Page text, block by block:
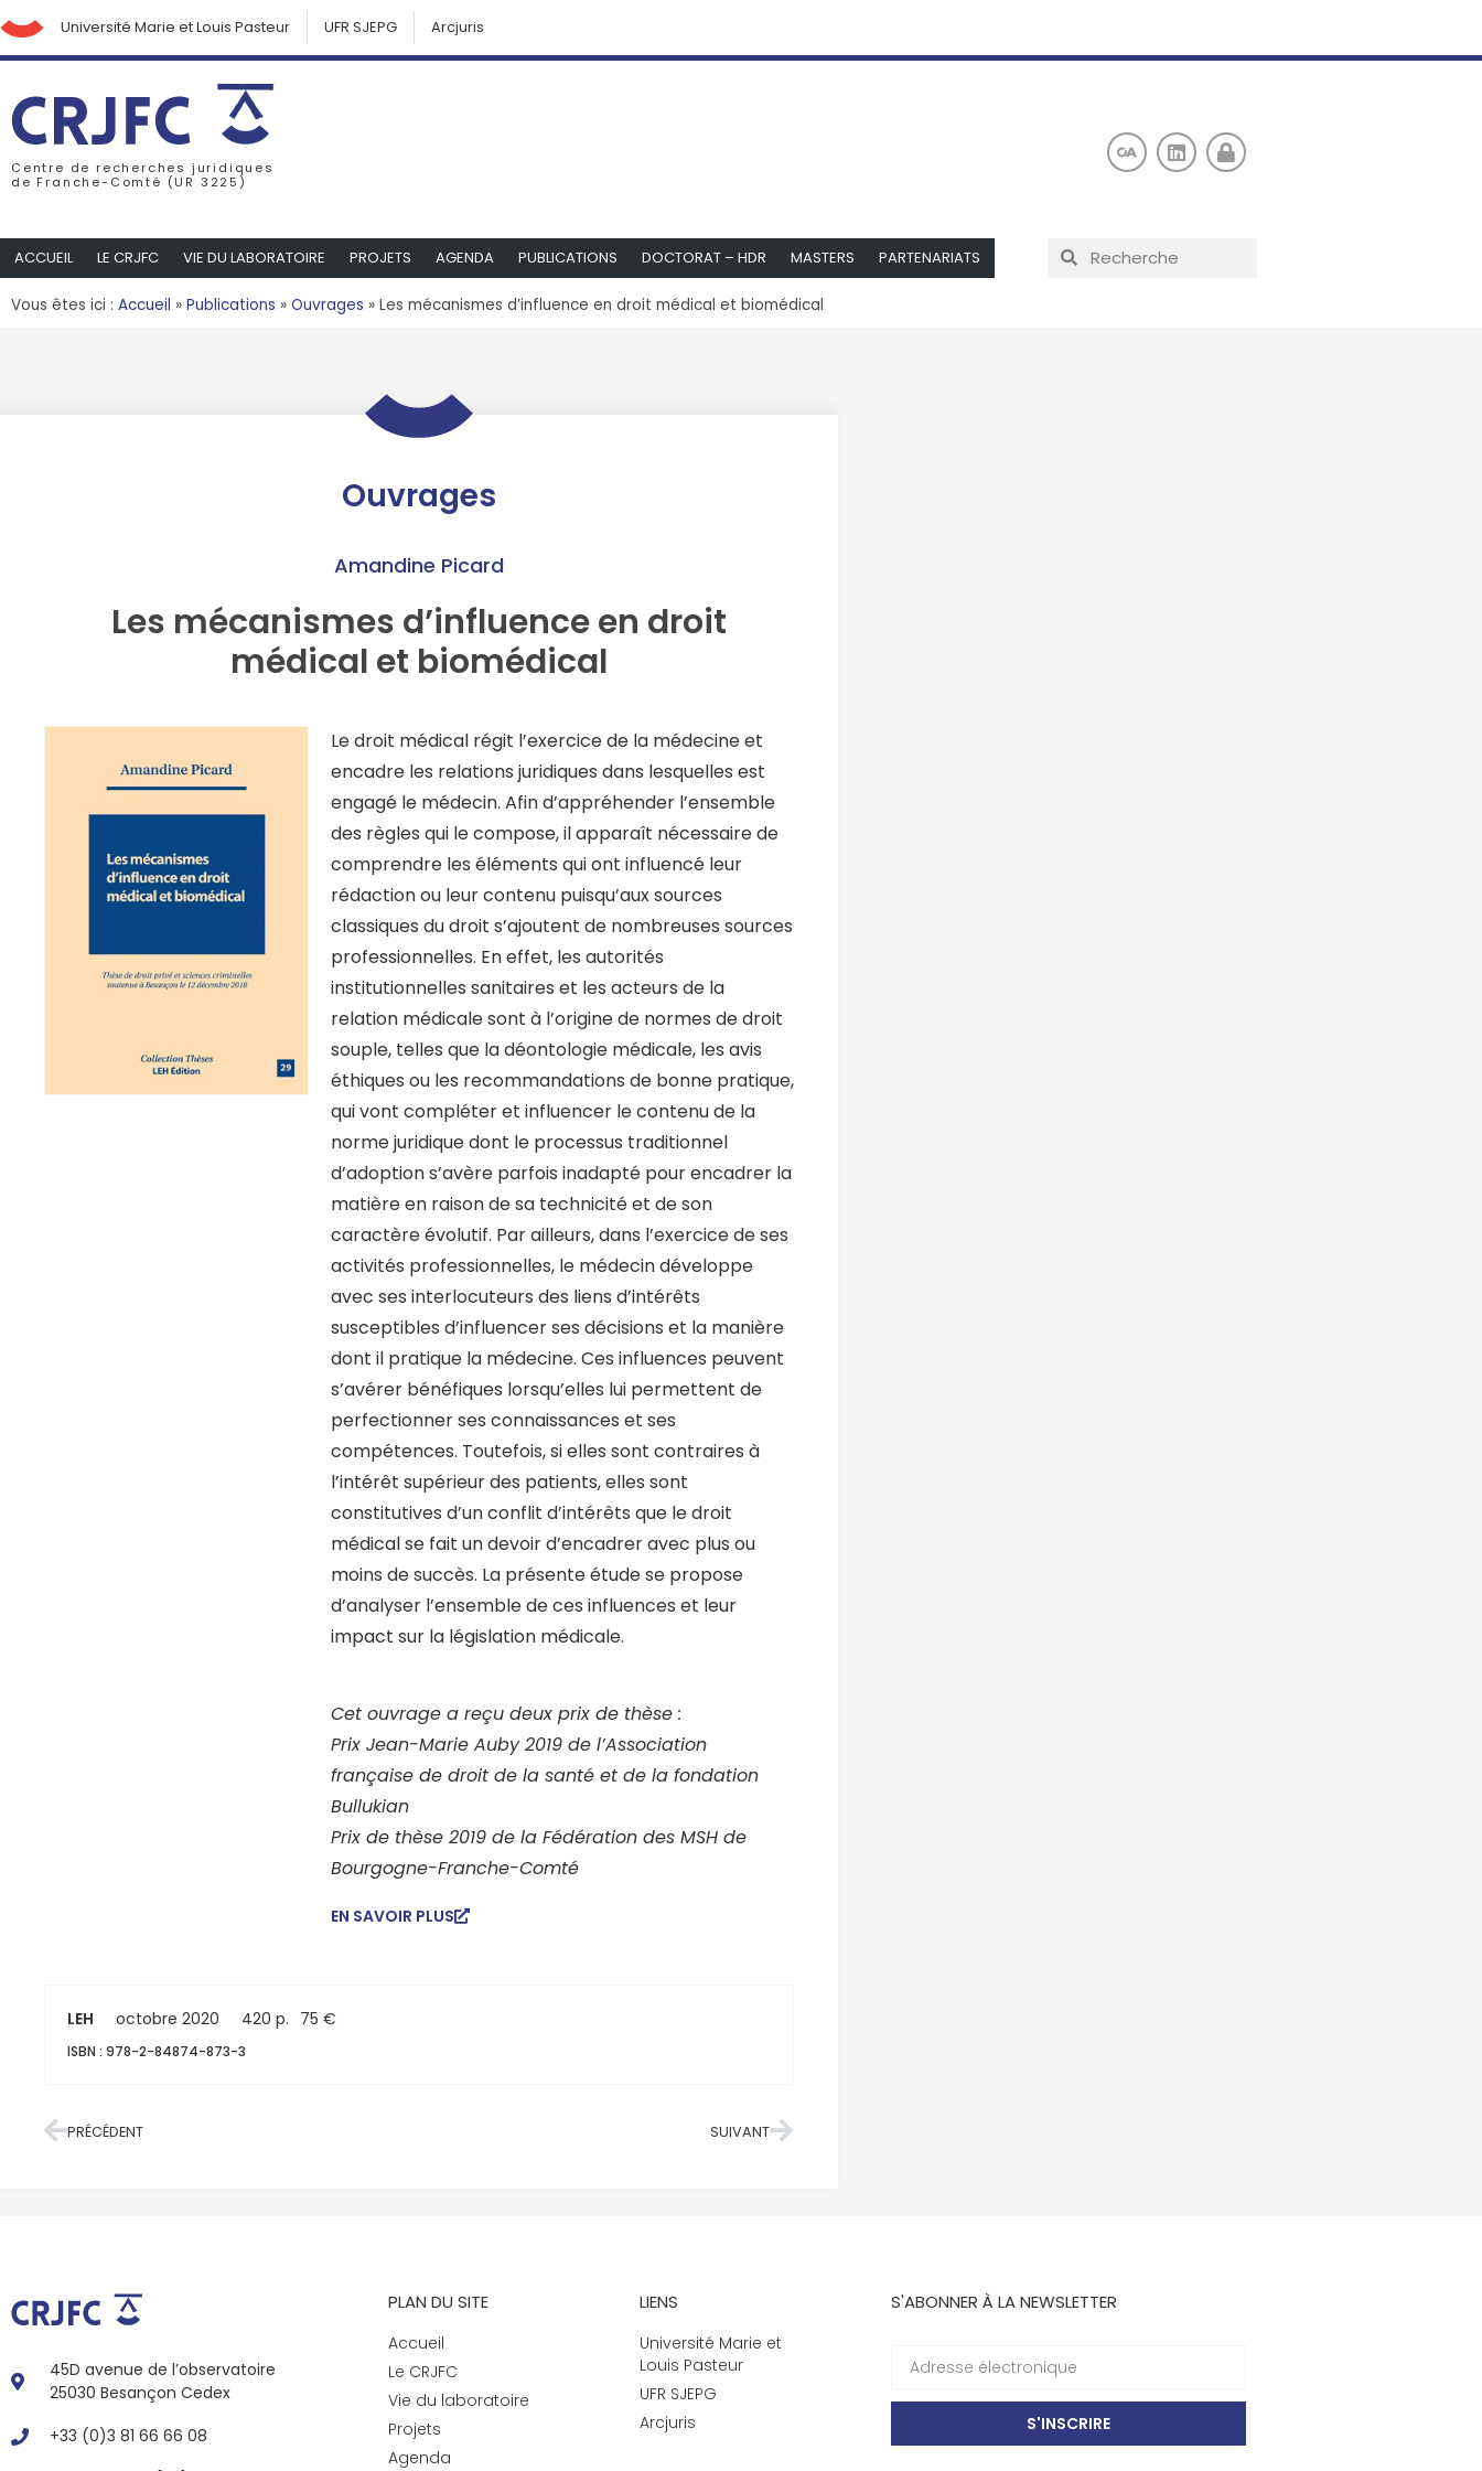
Université Marie et Louis Pasteur UFR SJEPG Arcjuris
Centre de recherches juridiques
de Franche-Comté (UR 3225)
ACCUEIL LE CRJFC VIE DU LABORATOIRE PROJETS AGENDA PUBLICATIONS DOCTORAT – HDR MASTERS PARTENARIATS
Vous êtes ici : Accueil » Publications » Ouvrages » Les mécanismes d’influence en droit médical et biomédical
Ouvrages
Amandine Picard
Les mécanismes d’influence en droit
médical et biomédical
Le droit médical régit l’exercice de la médecine et
encadre les relations juridiques dans lesquelles est
engagé le médecin. Afin d’appréhender l’ensemble
des règles qui le compose, il apparaît nécessaire de
comprendre les éléments qui ont influencé leur
rédaction ou leur contenu puisqu’aux sources
classiques du droit s’ajoutent de nombreuses sources
professionnelles. En effet, les autorités
institutionnelles sanitaires et les acteurs de la
relation médicale sont à l’origine de normes de droit
souple, telles que la déontologie médicale, les avis
éthiques ou les recommandations de bonne pratique,
qui vont compléter et influencer le contenu de la
norme juridique dont le processus traditionnel
d’adoption s’avère parfois inadapté pour encadrer la
matière en raison de sa technicité et de son
caractère évolutif. Par ailleurs, dans l’exercice de ses
activités professionnelles, le médecin développe
avec ses interlocuteurs des liens d’intérêts
susceptibles d’influencer ses décisions et la manière
dont il pratique la médecine. Ces influences peuvent
s’avérer bénéfiques lorsqu’elles lui permettent de
perfectionner ses connaissances et ses
compétences. Toutefois, si elles sont contraires à
l’intérêt supérieur des patients, elles sont
constitutives d’un conflit d’intérêts que le droit
médical se fait un devoir d’encadrer avec plus ou
moins de succès. La présente étude se propose
d’analyser l’ensemble de ces influences et leur
impact sur la législation médicale.
Cet ouvrage a reçu deux prix de thèse :
Prix Jean-Marie Auby 2019 de l’Association
française de droit de la santé et de la fondation
Bullukian
Prix de thèse 2019 de la Fédération des MSH de
Bourgogne-Franche-Comté
EN SAVOIR PLUS
LEH octobre 2020 420 p. 75 €
ISBN : 978-2-84874-873-3
PRÉCÉDENT SUIVANT
45D avenue de l’observatoire
25030 Besançon Cedex
+33 (0)3 81 66 66 08
PLAN DU SITE
Accueil
Le CRJFC
Vie du laboratoire
Projets
Agenda
LIENS
Université Marie et
Louis Pasteur
UFR SJEPG
Arcjuris
S'ABONNER À LA NEWSLETTER
S'INSCRIRE